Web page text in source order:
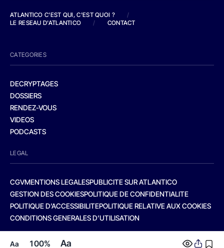
Aa 100% Aa
ATLANTICO C'EST QUI, C'EST QUOI ?
/
LE RESEAU D'ATLANTICO
/ CONTACT
CATEGORIES
DECRYPTAGES
DOSSIERS
RENDEZ-VOUS
VIDEOS
PODCASTS
LEGAL
CGVMENTIONS LEGALESPUBLICITE SUR ATLANTICO
GESTION DES COOKIESPOLITIQUE DE CONFIDENTIALITE
POLITIQUE D’ACCESSIBILITEPOLITIQUE RELATIVE AUX COOKIES
CONDITIONS GENERALES D’UTILISATION